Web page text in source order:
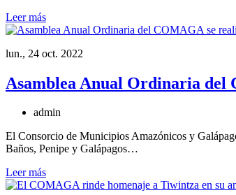
Leer más
lun., 24 oct. 2022
Asamblea Anual Ordinaria del
admin
El Consorcio de Municipios Amazónicos y
Baños, Penipe y Galápagos…
Leer más